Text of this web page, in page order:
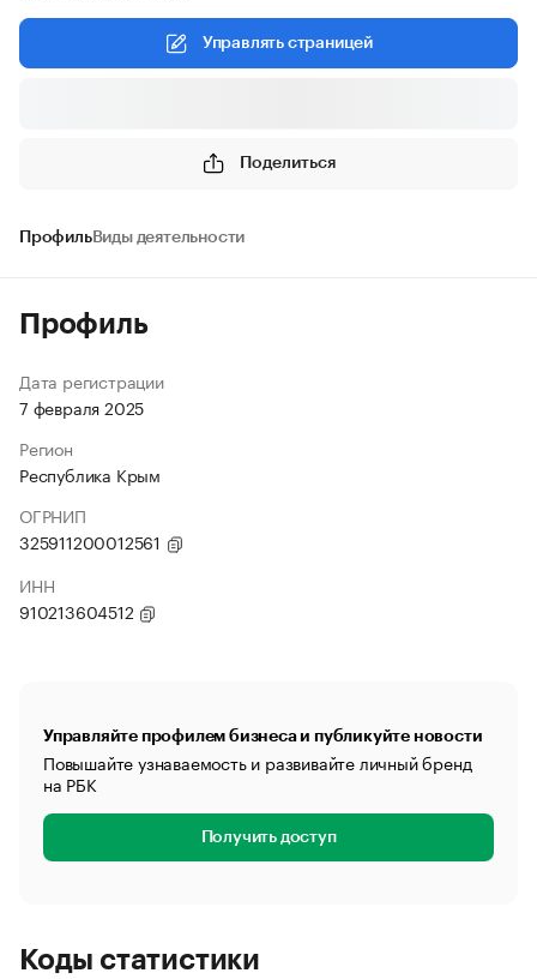
Управлять страницей
Поделиться
ПрофильВиды деятельности
Профиль
Дата регистрации
7 февраля 2025
Регион
Республика Крым
ОГРНИП
325911200012561
ИНН
910213604512
Управляйте профилем бизнеса и публикуйте новости
Повышайте узнаваемость и развивайте личный бренд
на РБК
Получить доступ
Коды статистики